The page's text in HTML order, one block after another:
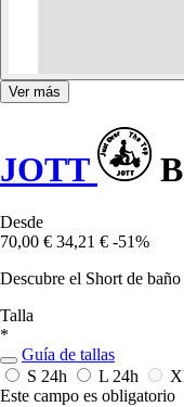
Ver más
JOTT
Desde
70,00 € 34,21 € -51%
Descubre el Short de
Talla
*
Guía de tallas
S 24h L 24h
Este campo es obligatorio